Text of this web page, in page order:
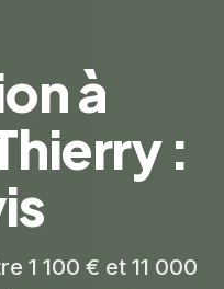
à
:
1 100 € et 11 000